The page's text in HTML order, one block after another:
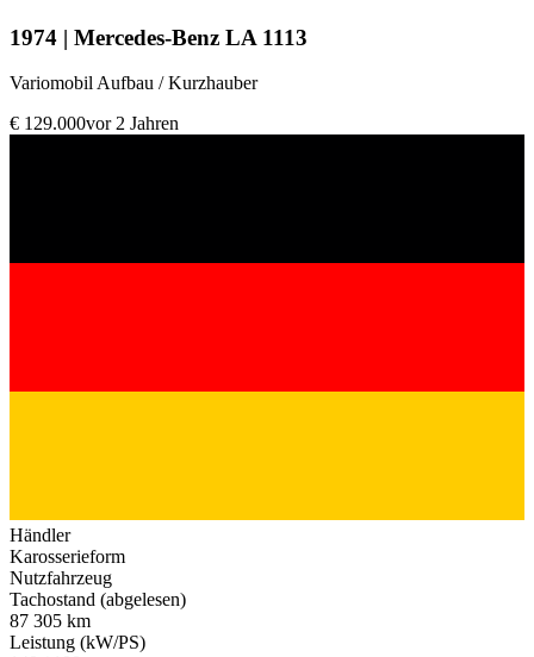
1974 | Mercedes-Benz LA 1113
Variomobil Aufbau / Kurzhauber
€ 129.000vor 2 Jahren
Händler
Karosserieform
Nutzfahrzeug
Tachostand (abgelesen)
87 305 km
Leistung (kW/PS)